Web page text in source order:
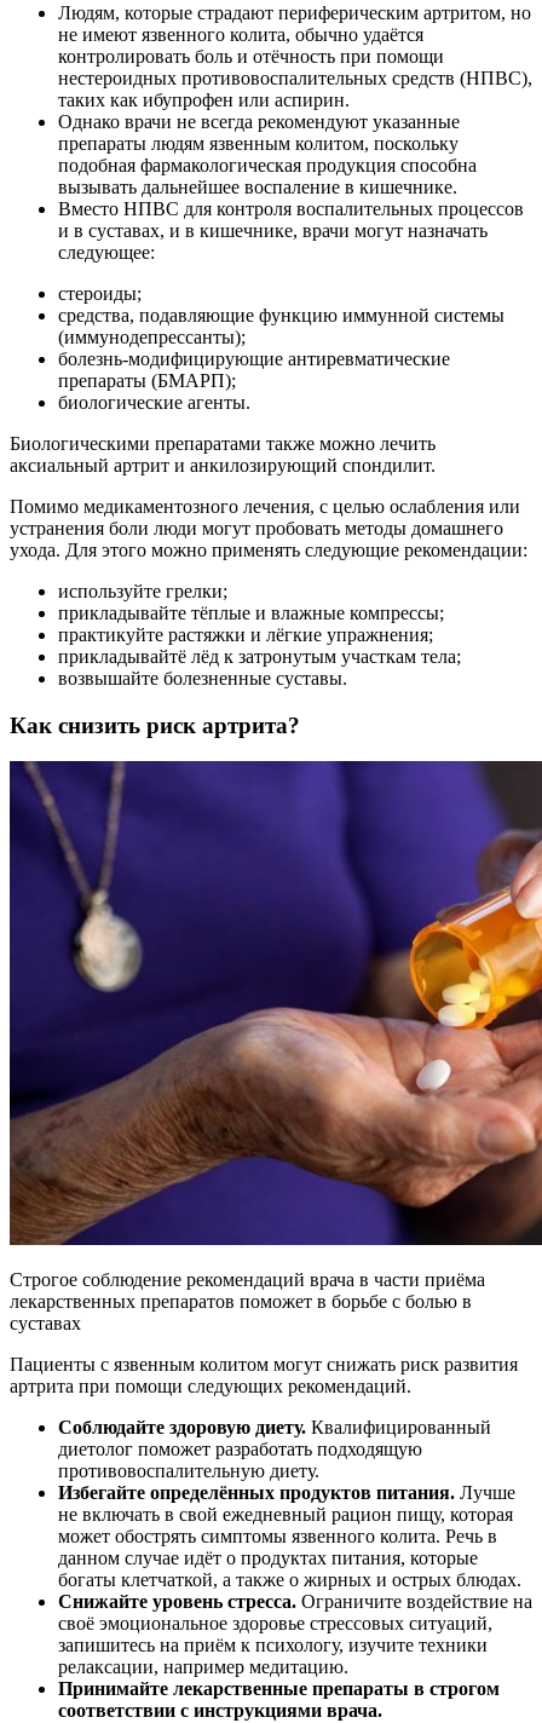
Людям, которые страдают периферическим артритом, но
не имеют язвенного колита, обычно удаётся
контролировать боль и отёчность при помощи
нестероидных противовоспалительных средств (НПВС),
таких как ибупрофен или аспирин.
Однако врачи не всегда рекомендуют указанные
препараты людям язвенным колитом, поскольку
подобная фармакологическая продукция способна
вызывать дальнейшее воспаление в кишечнике.
Вместо НПВС для контроля воспалительных процессов
и в суставах, и в кишечнике, врачи могут назначать
следующее:
стероиды;
средства, подавляющие функцию иммунной системы
(иммунодепрессанты);
болезнь-модифицирующие антиревматические
препараты (БМАРП);
биологические агенты.
Биологическими препаратами также можно лечить
аксиальный артрит и анкилозирующий спондилит.
Помимо медикаментозного лечения, с целью ослабления или
устранения боли люди могут пробовать методы домашнего
ухода. Для этого можно применять следующие рекомендации:
используйте грелки;
прикладывайте тёплые и влажные компрессы;
практикуйте растяжки и лёгкие упражнения;
прикладывайтё лёд к затронутым участкам тела;
возвышайте болезненные суставы.
Как снизить риск артрита?
Строгое соблюдение рекомендаций врача в части приёма
лекарственных препаратов поможет в борьбе с болью в
суставах
Пациенты с язвенным колитом могут снижать риск развития
артрита при помощи следующих рекомендаций.
Соблюдайте здоровую диету. Квалифицированный
диетолог поможет разработать подходящую
противовоспалительную диету.
Избегайте определённых продуктов питания. Лучше
не включать в свой ежедневный рацион пищу, которая
может обострять симптомы язвенного колита. Речь в
данном случае идёт о продуктах питания, которые
богаты клетчаткой, а также о жирных и острых блюдах.
Снижайте уровень стресса. Ограничите воздействие на
своё эмоциональное здоровье стрессовых ситуаций,
запишитесь на приём к психологу, изучите техники
релаксации, например медитацию.
Принимайте лекарственные препараты в строгом
соответствии с инструкциями врача.